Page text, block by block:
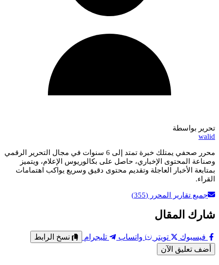
تحرير بواسطة
walid
محرر صحفي يمتلك خبرة تمتد إلى 6 سنوات في مجال التحرير الرقمي
وصناعة المحتوى الإخباري، حاصل على بكالوريوس الإعلام، ويتميز
بمتابعة الأخبار العاجلة وتقديم محتوى دقيق وسريع يواكب اهتمامات
القراء.
جميع تقارير المحرر (355)
شارك المقال
فيسبوك تويتر واتساب تليجرام
نسخ الرابط
أضف تعليق الآن